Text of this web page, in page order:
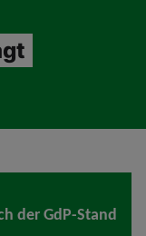
der GdP-Stand